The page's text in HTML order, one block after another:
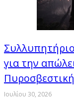
για την
Ιουλίου 30, 2026